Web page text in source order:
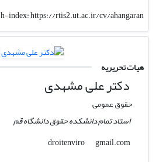
h-index:https://rtis2.ut.ac.ir/cv/ahangaran
هیات تحریریه
دکتر علی مشهدی
حقوق عمومی
استاد تمام دانشکده حقوق دانشگاه قم
droitenviro
gmail.com